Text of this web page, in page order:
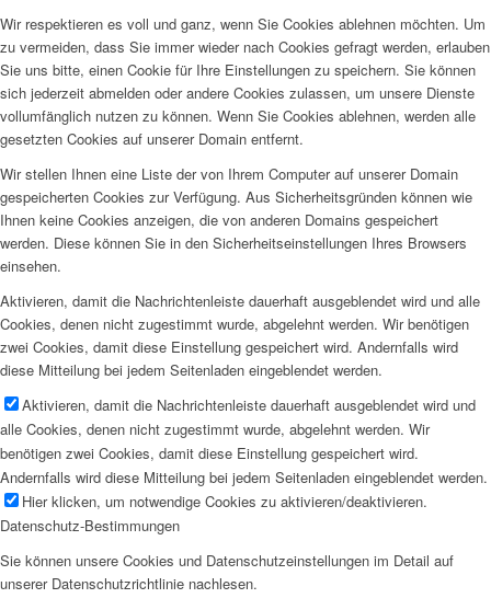
Wir respektieren es voll und ganz, wenn Sie Cookies ablehnen möchten. Um
zu vermeiden, dass Sie immer wieder nach Cookies gefragt werden, erlauben
Sie uns bitte, einen Cookie für Ihre Einstellungen zu speichern. Sie können
sich jederzeit abmelden oder andere Cookies zulassen, um unsere Dienste
vollumfänglich nutzen zu können. Wenn Sie Cookies ablehnen, werden alle
gesetzten Cookies auf unserer Domain entfernt.
Wir stellen Ihnen eine Liste der von Ihrem Computer auf unserer Domain
gespeicherten Cookies zur Verfügung. Aus Sicherheitsgründen können wie
Ihnen keine Cookies anzeigen, die von anderen Domains gespeichert
werden. Diese können Sie in den Sicherheitseinstellungen Ihres Browsers
einsehen.
Aktivieren, damit die Nachrichtenleiste dauerhaft ausgeblendet wird und alle
Cookies, denen nicht zugestimmt wurde, abgelehnt werden. Wir benötigen
zwei Cookies, damit diese Einstellung gespeichert wird. Andernfalls wird
diese Mitteilung bei jedem Seitenladen eingeblendet werden.
Aktivieren, damit die Nachrichtenleiste dauerhaft ausgeblendet wird und
alle Cookies, denen nicht zugestimmt wurde, abgelehnt werden. Wir
benötigen zwei Cookies, damit diese Einstellung gespeichert wird.
Andernfalls wird diese Mitteilung bei jedem Seitenladen eingeblendet werden.
Hier klicken, um notwendige Cookies zu aktivieren/deaktivieren.
Datenschutz-Bestimmungen
Sie können unsere Cookies und Datenschutzeinstellungen im Detail auf
unserer Datenschutzrichtlinie nachlesen.